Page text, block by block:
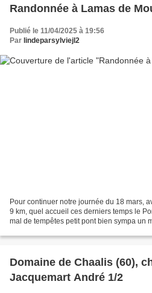
Randonnée à Lamas de
Publié le 11/04/2025 à 19:56
Par lindeparsylviejl2
Pour continuer notre journée du 18 mars,
9 km, quel accueil ces derniers temps le
mal de tempêtes petit pont bien sympa un
Domaine de Chaalis (60),
Jacquemart André 1/2